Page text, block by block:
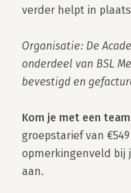
verder helpt in
Organisatie: De
onderdeel van BSL
bevestigd en
Kom je met een
groepstarief van
opmerkingenveld bij
aan.